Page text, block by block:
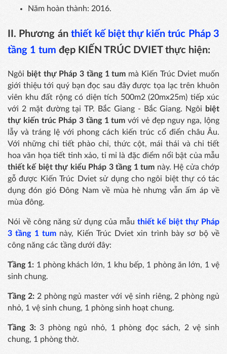
Năm hoàn thành: 2016.
II. Phương ánthiết kế biệt thự kiến trúc Pháp 3
tầng 1 tum đẹp KIẾN TRÚC DVIET thực hiện:
Ngôi biệt thự Pháp 3 tầng 1 tum mà Kiến Trúc Dviet muốn
giới thiệu tới quý bạn đọc sau đây được tọa lạc trên khuôn
viên khu đất rộng có diện tích 500m2 (20mx25m) tiếp xúc
với 2 mặt đường tại TP. Bắc Giang - Bắc Giang. Ngôi
biệt
thự kiến trúc Pháp 3 tầng 1 tum với vẻ đẹp nguy nga, lộng
lẫy và tráng lệ với phong cách kiến trúc cổ điển châu Âu.
Với những chi tiết phào chỉ, thức cột, mái thái và chi tiết
hoa văn họa tiết tinh xảo, tỉ mỉ là đặc điểm nổi bật của mẫu
thiết kế biệt thự kiểu Pháp 3 tầng 1 tum này. Hệ cửa chớp
gỗ được Kiến Trúc Dviet sử dụng cho ngôi biệt thự có tác
dụng đón gió Đông Nam về mùa hè nhưng vẫn ấm áp về
mùa đông.
Nói về công năng sử dụng của mẫu thiết kế biệt thự Pháp
3 tầng 1 tumnày, Kiến Trúc Dviet xin trình bày sơ bộ về
công năng các tầng dưới đây:
Tầng 1: 1 phòng khách lớn, 1 khu bếp, 1 phòng ăn lớn, 1 vệ
sinh chung.
Tầng 2:2 phòng ngủ master với vệ sinh riêng, 2 phòng ngủ
nhỏ, 1 vệ sinh chung, 1 phòng sinh hoạt chung.
Tầng 3:3 phòng ngủ nhỏ, 1 phòng đọc sách, 2 vệ sinh
chung, 1 phòng thờ.